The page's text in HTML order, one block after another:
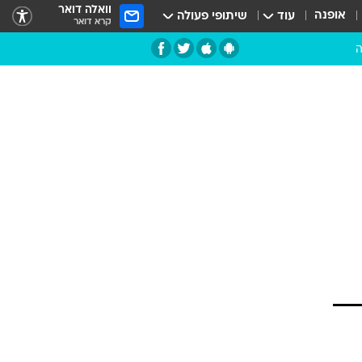
אופנה עוד שיתופי פעולה וואלה דואר
קרא דואר